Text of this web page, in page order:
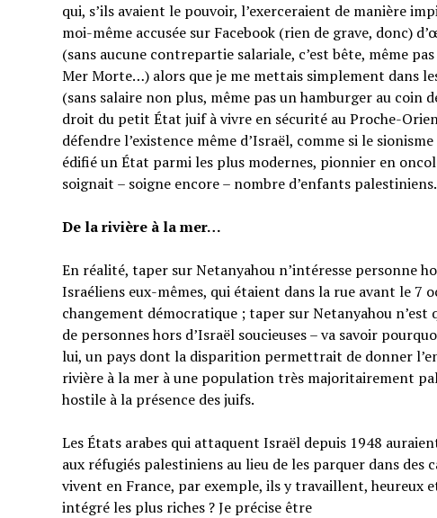
qui, s’ils avaient le pouvoir, l’exerceraient de manière
moi-même accusée sur Facebook (rien de grave, donc)
(sans aucune contrepartie salariale, c’est bête, même
Mer Morte…) alors que je me mettais simplement dans
(sans salaire non plus, même pas un hamburger au coin
droit du petit État juif à vivre en sécurité au Proche-
défendre l’existence même d’Israël, comme si le
édifié un État parmi les plus modernes, pionnier en
soignait – soigne encore – nombre d’enfants palestiniens.
De la rivière à la mer…
En réalité, taper sur Netanyahou n’intéresse personne
Israéliens eux-mêmes, qui étaient dans la rue avant le 7
changement démocratique ; taper sur Netanyahou
de personnes hors d’Israël soucieuses – va savoir
lui, un pays dont la disparition permettrait de donner
rivière à la mer à une population très majoritairement
hostile à la présence des juifs.
Les États arabes qui attaquent Israël depuis 1948
aux réfugiés palestiniens au lieu de les parquer dans des
vivent en France, par exemple, ils y travaillent, heureux
intégré les plus riches ? Je précise être